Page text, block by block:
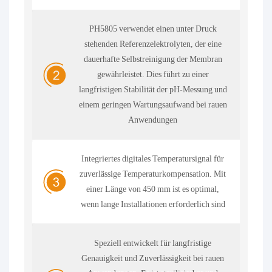
PH5805 verwendet einen unter Druck
stehenden Referenzelektrolyten, der eine
dauerhafte Selbstreinigung der Membran
gewährleistet. Dies führt zu einer
langfristigen Stabilität der pH-Messung und
einem geringen Wartungsaufwand bei rauen
Anwendungen
Integriertes digitales Temperatursignal für
zuverlässige Temperaturkompensation. Mit
einer Länge von 450 mm ist es optimal,
wenn lange Installationen erforderlich sind
Speziell entwickelt für langfristige
Genauigkeit und Zuverlässigkeit bei rauen